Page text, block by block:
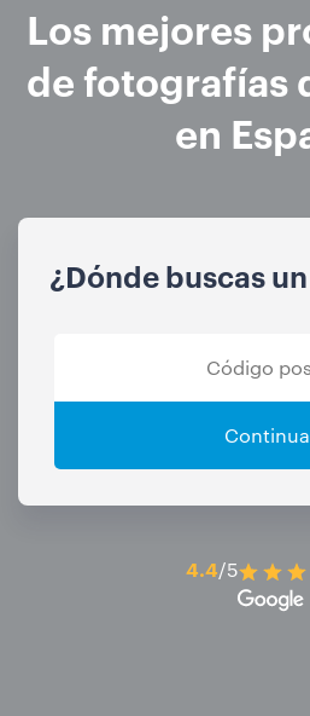
Los mejores
de fotografías
en
¿Dónde buscas
4.4/5